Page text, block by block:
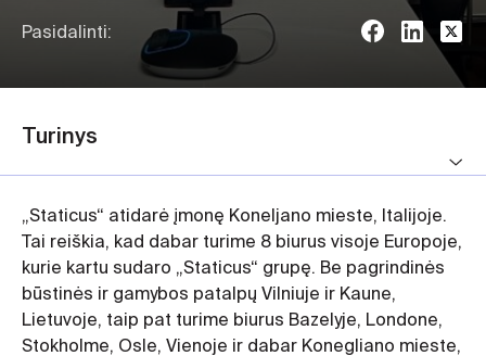
Pasidalinti:
Turinys
„Staticus“ atidarė įmonę Koneljano mieste, Italijoje.
Tai reiškia, kad dabar turime 8 biurus visoje Europoje,
kurie kartu sudaro „Staticus“ grupę. Be pagrindinės
būstinės ir gamybos patalpų Vilniuje ir Kaune,
Lietuvoje, taip pat turime biurus Bazelyje, Londone,
Stokholme, Osle, Vienoje ir dabar Konegliano mieste,